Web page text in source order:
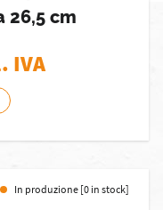
26,5 cm
IVA
In produzione [0 in stock]